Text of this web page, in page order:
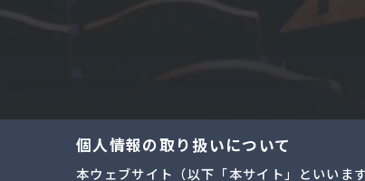
個人情報の取り扱いについて
本ウェブサイト（以下「本サイト」といいま